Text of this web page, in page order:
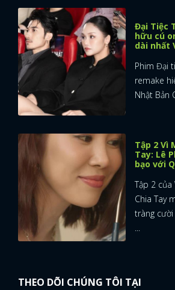
Đại Tiệc
hữu cú
dài nhất
Phim Đại
remake
Nhật Bản
Tập 2 Vì
Tay: Lê
bạo với
Tập 2 của
Chia Tay
tràng
THEO DÕI CHÚNG TÔI TẠI